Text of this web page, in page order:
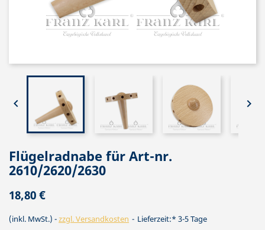
 
Flügelradnabe für Art-nr.
2610/2620/2630
18,80 €
(inkl. MwSt.) zzgl. Versandkosten Lieferzeit:* 3-5 Tage